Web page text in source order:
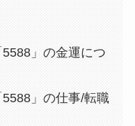
」の金運につ
」の仕事/転職